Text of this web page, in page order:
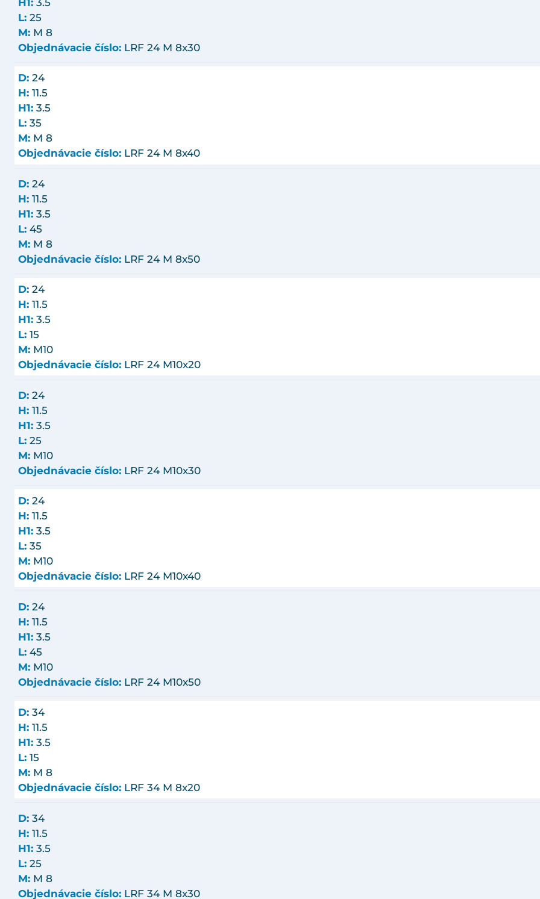
L: 25
M: M 8
Objednávacie číslo: LRF 24 M 8x30
D: 24
H: 11.5
H1: 3.5
L: 35
M: M 8
Objednávacie číslo: LRF 24 M 8x40
D: 24
H: 11.5
H1: 3.5
L: 45
M: M 8
Objednávacie číslo: LRF 24 M 8x50
D: 24
H: 11.5
H1: 3.5
L: 15
M: M10
Objednávacie číslo: LRF 24 M10x20
D: 24
H: 11.5
H1: 3.5
L: 25
M: M10
Objednávacie číslo: LRF 24 M10x30
D: 24
H: 11.5
H1: 3.5
L: 35
M: M10
Objednávacie číslo: LRF 24 M10x40
D: 24
H: 11.5
H1: 3.5
L: 45
M: M10
Objednávacie číslo: LRF 24 M10x50
D: 34
H: 11.5
H1: 3.5
L: 15
M: M 8
Objednávacie číslo: LRF 34 M 8x20
D: 34
H: 11.5
H1: 3.5
L: 25
M: M 8
Objednávacie číslo: LRF 34 M 8x30